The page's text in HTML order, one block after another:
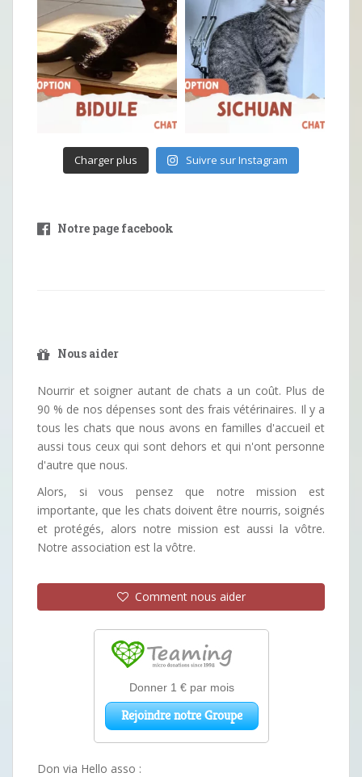
Charger plus Suivre sur Instagram
Notre page facebook
Nous aider
Nourrir et soigner autant de chats a un coût. Plus de
90 % de nos dépenses sont des frais vétérinaires. Il y a
tous les chats que nous avons en familles d'accueil et
aussi tous ceux qui sont dehors et qui n'ont personne
d'autre que nous.
Alors, si vous pensez que notre mission est
importante, que les chats doivent être nourris, soignés
et protégés, alors notre mission est aussi la vôtre.
Notre association est la vôtre.
Comment nous aider
Don via Hello asso :